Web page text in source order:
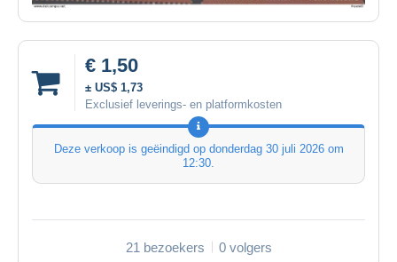
€ 1,50
± US$ 1,73
Exclusief leverings- en platformkosten
Deze verkoop is geëindigd op donderdag 30 juli 2026 om
12:30
21 bezoekers 0 volgers